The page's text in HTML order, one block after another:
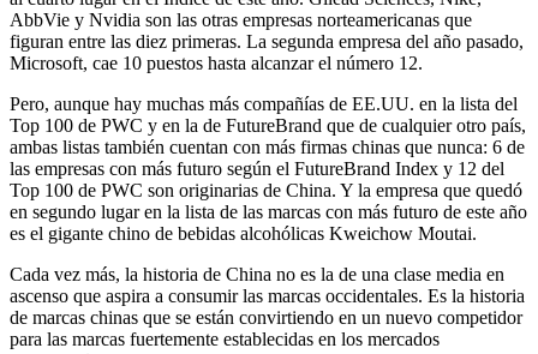
AbbVie y Nvidia son las otras empresas norteamericanas que
figuran entre las diez primeras. La segunda empresa del año pasado,
Microsoft, cae 10 puestos hasta alcanzar el número 12.
Pero, aunque hay muchas más compañías de EE.UU. en la lista del
Top 100 de PWC y en la de FutureBrand que de cualquier otro país,
ambas listas también cuentan con más firmas chinas que nunca: 6 de
las empresas con más futuro según el FutureBrand Index y 12 del
Top 100 de PWC son originarias de China. Y la empresa que quedó
en segundo lugar en la lista de las marcas con más futuro de este año
es el gigante chino de bebidas alcohólicas Kweichow Moutai.
Cada vez más, la historia de China no es la de una clase media en
ascenso que aspira a consumir las marcas occidentales. Es la historia
de marcas chinas que se están convirtiendo en un nuevo competidor
para las marcas fuertemente establecidas en los mercados